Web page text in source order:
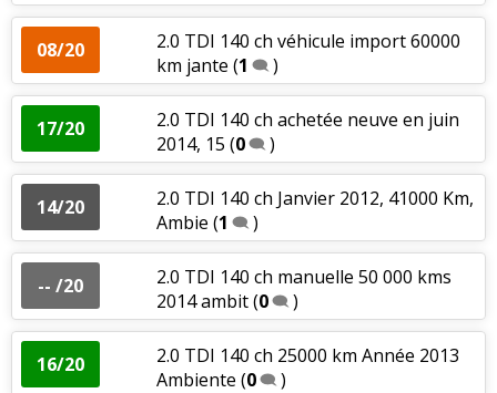
08/20
2.0 TDI 140 ch véhicule import 60000
km jante (1 )
17/20
2.0 TDI 140 ch achetée neuve en juin
2014, 15 (0 )
14/20
2.0 TDI 140 ch Janvier 2012, 41000 Km,
Ambie (1 )
-- /20
2.0 TDI 140 ch manuelle 50 000 kms
2014 ambit(0 )
16/20
2.0 TDI 140 ch 25000 km Année 2013
Ambiente (0 )